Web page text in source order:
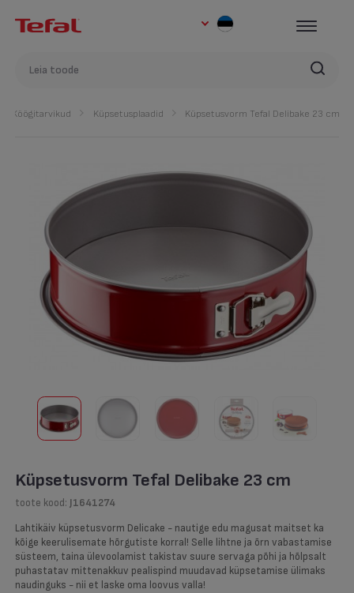
Köögitarvikud Küpsetusplaadid Küpsetusvorm Tefal Delibake 23 cm
Küpsetusvorm Tefal Delibake 23 cm
toote kood: J1641274
Lahtikäiv küpsetusvorm Delicake - nautige edu magusat maitset ka
kõige keerulisemate hõrgutiste korral! Selle lihtne ja õrn vabastamise
süsteem, taina ülevoolamist takistav suure servaga põhi ja hõlpsalt
puhastatav mittenakkuv pealispind muudavad küpsetamise ülimaks
naudinguks - nii et laske oma loovus valla!